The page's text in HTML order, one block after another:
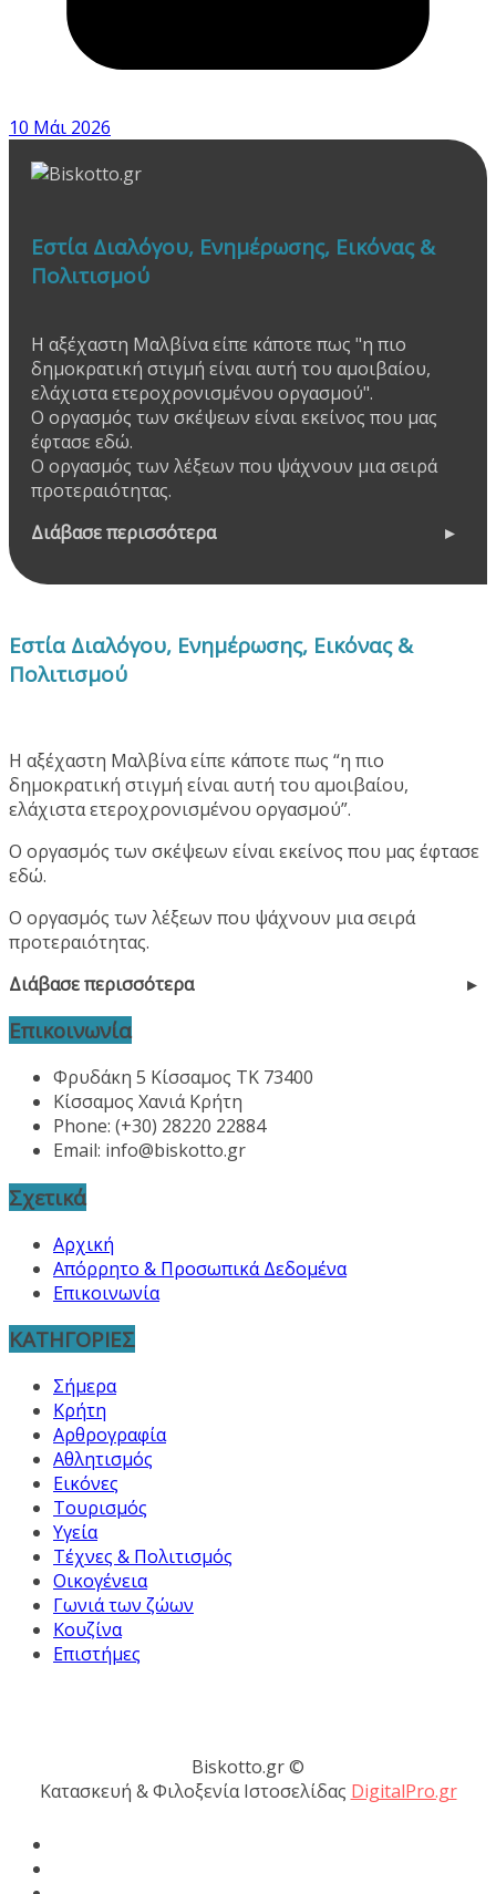
10 Μάι 2026
Εστία Διαλόγου, Ενημέρωσης, Εικόνας &
Πολιτισμού
Η αξέχαστη Μαλβίνα είπε κάποτε πως "η πιο
δημοκρατική στιγμή είναι αυτή του αμοιβαίου,
ελάχιστα ετεροχρονισμένου οργασμού".
Ο οργασμός των σκέψεων είναι εκείνος που μας
έφτασε εδώ.
Ο οργασμός των λέξεων που ψάχνουν μια σειρά
προτεραιότητας.
Διάβασε περισσότερα
Εστία Διαλόγου, Ενημέρωσης, Εικόνας &
Πολιτισμού
Η αξέχαστη Μαλβίνα είπε κάποτε πως “η πιο
δημοκρατική στιγμή είναι αυτή του αμοιβαίου,
ελάχιστα ετεροχρονισμένου οργασμού”.
Ο οργασμός των σκέψεων είναι εκείνος που μας έφτασε
εδώ.
Ο οργασμός των λέξεων που ψάχνουν μια σειρά
προτεραιότητας.
Διάβασε περισσότερα
Επικοινωνία
Φρυδάκη 5 Κίσσαμος ΤΚ 73400
Κίσσαμος Χανιά Κρήτη
Phone: (+30) 28220 22884
Email: info@biskotto.gr
Σχετικά
Αρχική
Απόρρητο & Προσωπικά Δεδομένα
Επικοινωνία
ΚΑΤΗΓΟΡΙΕΣ
Σήμερα
Κρήτη
Αρθρογραφία
Αθλητισμός
Εικόνες
Τουρισμός
Υγεία
Τέχνες & Πολιτισμός
Οικογένεια
Γωνιά των ζώων
Κουζίνα
Επιστήμες
Biskotto.gr ©
Κατασκευή & Φιλοξενία Ιστοσελίδας DigitalPro.gr